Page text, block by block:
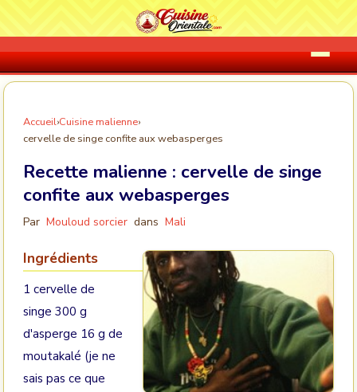
Accueil›Cuisine malienne›
cervelle de singe confite aux webasperges
Recette malienne : cervelle de singe
confite aux webasperges
Par Mouloud sorcier dans Mali
Ingrédients
1 cervelle de
singe 300 g
d'asperge 16 g de
moutakalé (je ne
sais pas ce que